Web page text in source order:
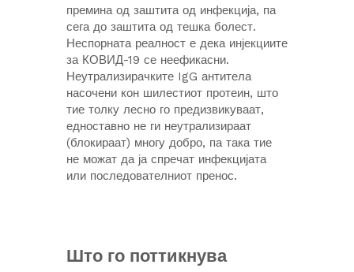
премина од заштита од инфекција, па
сега до заштита од тешка болест.
Неспорната реалност е дека инјекциите
за КОВИД-19 се неефикасни.
Неутрализирачките IgG антитела
насочени кон шилестиот протеин, што
тие толку лесно го предизвикуваат,
едноставно не ги неутрализираат
(блокираат) многу добро, па така тие
не можат да ја спречат инфекцијата
или последователниот пренос.
Што го поттикнува